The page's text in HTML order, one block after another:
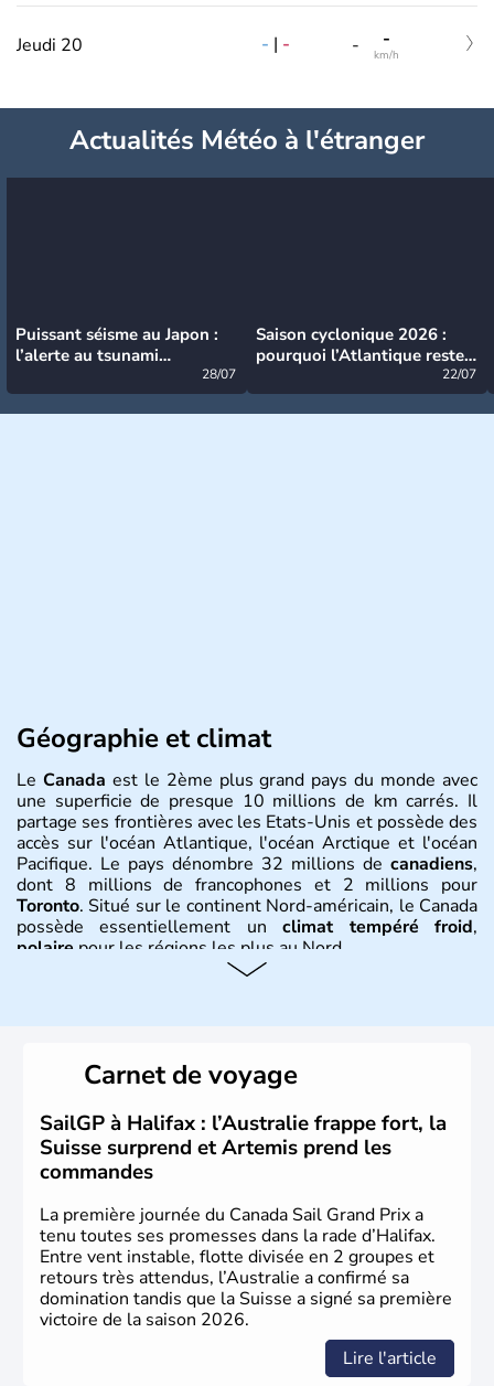
Jeudi 20 - | - - -
km/h
Actualités Météo à l'étranger
Puissant séisme au Japon :
l’alerte au tsunami
28/07
Saison cyclonique 2026 :
pourquoi l’Atlantique reste
22/07
Géographie et climat
Le Canada est le 2ème plus grand pays du monde avec
une superficie de presque 10 millions de km carrés. Il
partage ses frontières avec les Etats-Unis et possède des
accès sur l'océan Atlantique, l'océan Arctique et l'océan
Pacifique. Le pays dénombre 32 millions de canadiens,
dont 8 millions de francophones et 2 millions pour
Toronto. Situé sur le continent Nord-américain, le Canada
possède essentiellement unclimat tempéré froid,
polaire pour les régions les plus au Nord.
territoire de la ville de Québec, le Canada passe ensuite
sous le contrôle des Britanniques. L'indépendance du
pays a été obtenue au cours d'un long processus qui s'est
étalé de 1867 à 1982. Le peuple autochtone des Inuits,
aujourd'hui appelé Eskimos, n'est découvert qu'au début
du XXème siècle lors d'une expédition dans le Grand
Nord.
Carnet de voyage
SailGP à Halifax : l’Australie frappe fort, la
Suisse surprend et Artemis prend les
commandes
La première journée du Canada Sail Grand Prix a
tenu toutes ses promesses dans la rade d’Halifax.
Entre vent instable, flotte divisée en 2 groupes et
retours très attendus, l’Australie a confirmé sa
domination tandis que la Suisse a signé sa première
victoire de la saison 2026.
Lire l'article